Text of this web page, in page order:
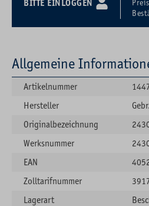
BITTE EINLOGGEN
Allgemeine
Artikelnummer
Hersteller
Originalbezeichnung
Werksnummer
EAN
Zolltarifnummer
Lagerart